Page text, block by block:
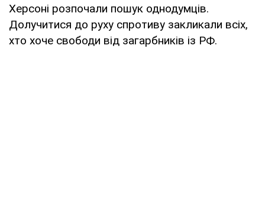
Херсоні розпочали пошук однодумців.
Долучитися до руху спротиву закликали всіх,
хто хоче свободи від загарбників із РФ.